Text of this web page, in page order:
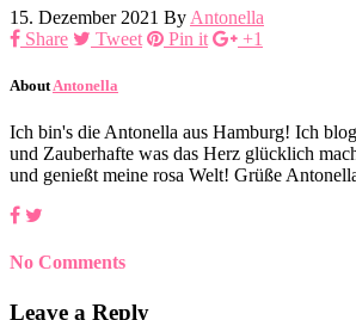
15. Dezember 2021 By Antonella
Share
Tweet Pin it +1
About Antonella
Ich bin's die Antonella aus Hamburg! Ich
und Zauberhafte was das Herz glücklich
und genießt meine rosa Welt! Grüße
No Comments
Leave a Reply